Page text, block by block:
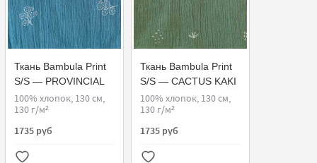
Ткань Bambula Print
S/S — PROVINCIAL
BLUE
100% хлопок, 130 см,
130 г/м²
1735 руб
Ткань Bambula Print
S/S — CACTUS KAKI
100% хлопок, 130 см,
130 г/м²
1735 руб